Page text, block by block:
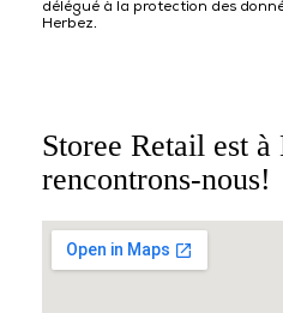
délégué à la protection des
Herbez.
Storee Retail est
rencontrons-nous!